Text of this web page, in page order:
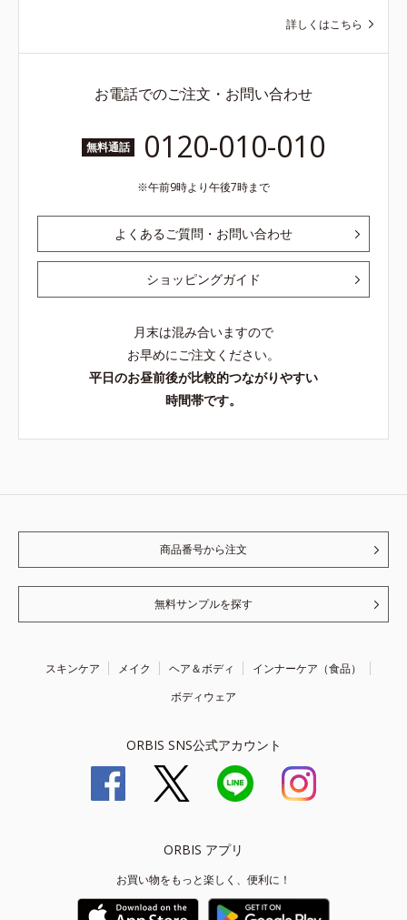
詳しくはこちら
お電話でのご注文・お問い合わせ
無料通話 0120-010-010
午前9時より午後7時まで
よくあるご質問・お問い合わせ
ショッピングガイド
月末は混み合いますので
お早めにご注文ください。
平日のお昼前後が比較的つながりやすい
時間帯です。
商品番号から注文
無料サンプルを探す
スキンケア メイク ヘア＆ボディ
インナーケア（食品）
ボディウェア
ORBIS SNS公式アカウント
ORBIS アプリ
お買い物をもっと楽しく、便利に！